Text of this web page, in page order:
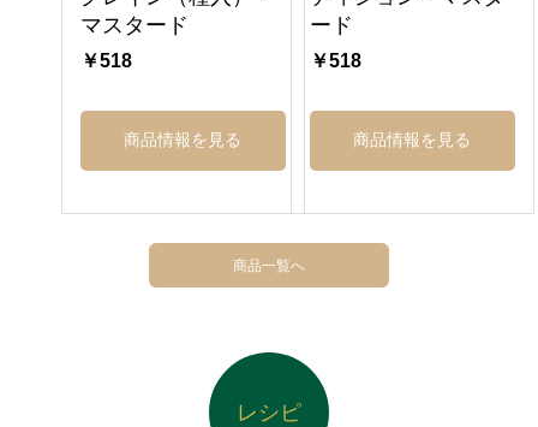
マスタード
￥518
商品情報を見る
ード
￥518
商品情報を見る
商品一覧へ
レシピ